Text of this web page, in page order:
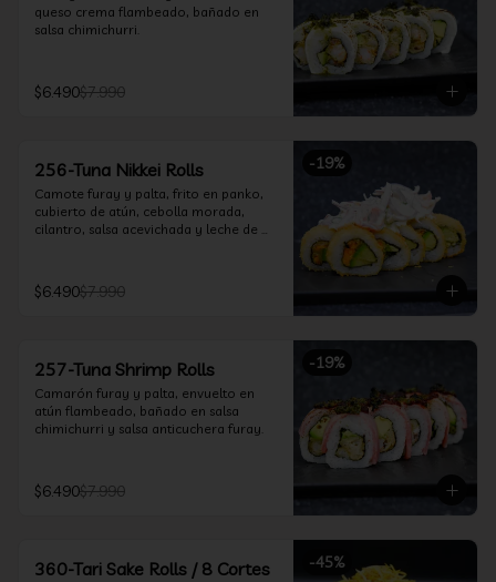
queso crema flambeado, bañado en
salsa chimichurri.
$6.490$7.990
-19%
256-Tuna Nikkei Rolls
Camote furay y palta, frito en panko,
cubierto de atún, cebolla morada,
cilantro, salsa acevichada y leche de
$6.490$7.990
-19%
257-Tuna Shrimp Rolls
Camarón furay y palta, envuelto en
atún flambeado, bañado en salsa
chimichurri y salsa anticuchera furay.
$6.490$7.990
-45%
360-Tari Sake Rolls / 8 Cortes